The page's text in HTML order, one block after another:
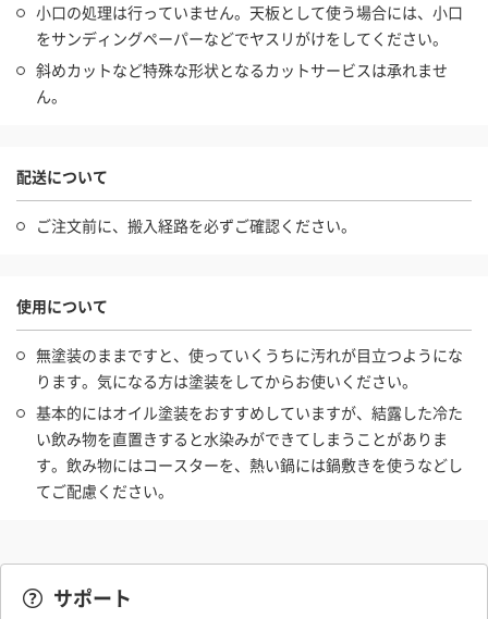
小口の処理は行っていません。天板として使う場合には、小口
をサンディングペーパーなどでヤスリがけをしてください。
斜めカットなど特殊な形状となるカットサービスは承れませ
ん。
配送について
ご注文前に、搬入経路を必ずご確認ください。
使用について
無塗装のままですと、使っていくうちに汚れが目立つようにな
ります。気になる方は塗装をしてからお使いください。
基本的にはオイル塗装をおすすめしていますが、結露した冷た
い飲み物を直置きすると水染みができてしまうことがありま
す。飲み物にはコースターを、熱い鍋には鍋敷きを使うなどし
てご配慮ください。
サポート